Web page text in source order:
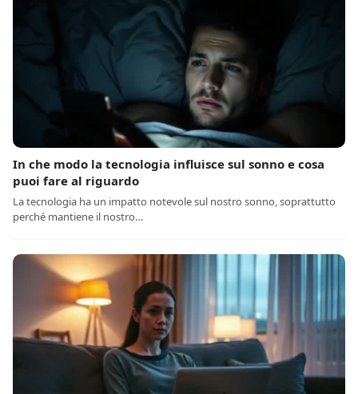
In che modo la tecnologia influisce sul sonno e cosa
puoi fare al riguardo
La tecnologia ha un impatto notevole sul nostro sonno, soprattutto
perché mantiene il nostro…